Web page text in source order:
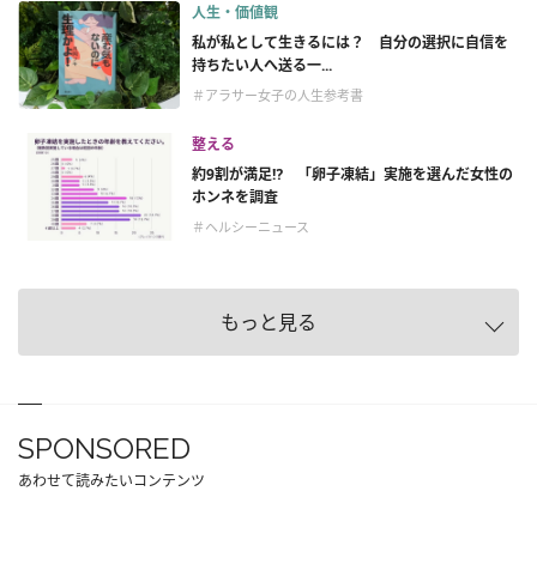
人生・価値観
私が私として生きるには？ 自分の選択に自信を
持ちたい人へ送る一...
＃アラサー女子の人生参考書
整える
約9割が満足⁉ 「卵子凍結」実施を選んだ女性の
ホンネを調査
＃ヘルシーニュース
もっと見る
SPONSORED
あわせて読みたいコンテンツ